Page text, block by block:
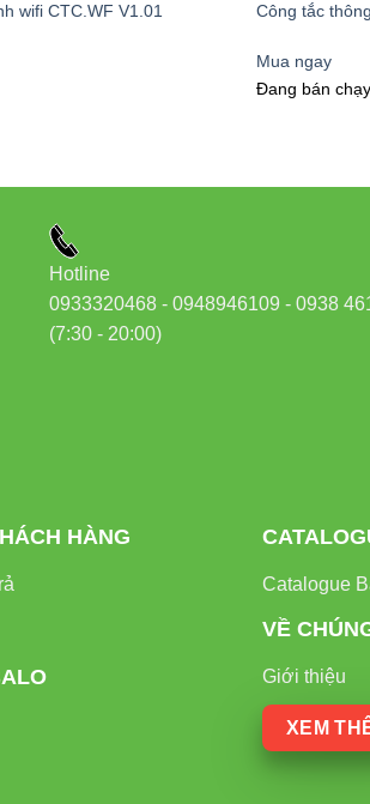
wifi CTC.WF V1.01 Công tắc
Mua ngay
Đang bán chạy
Hotline
0933320468 - 0948946109 - 0938
(7:30 - 20:00)
HÀNG
Catalogue
VỀ
Giới thiệu
XEM